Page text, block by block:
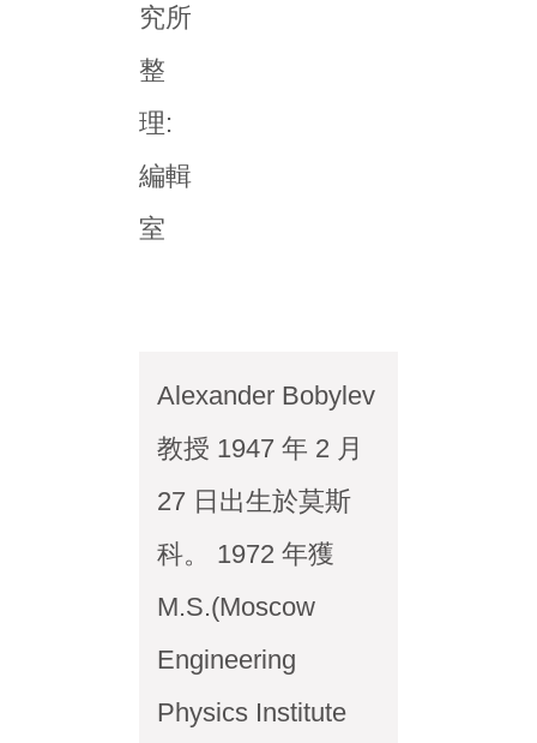
究所
整
理:
編輯
室
Alexander Bobylev
教授 1947 年 2 月
27 日出生於莫斯
科。 1972 年獲
M.S.(Moscow
Engineering
Physics Institute